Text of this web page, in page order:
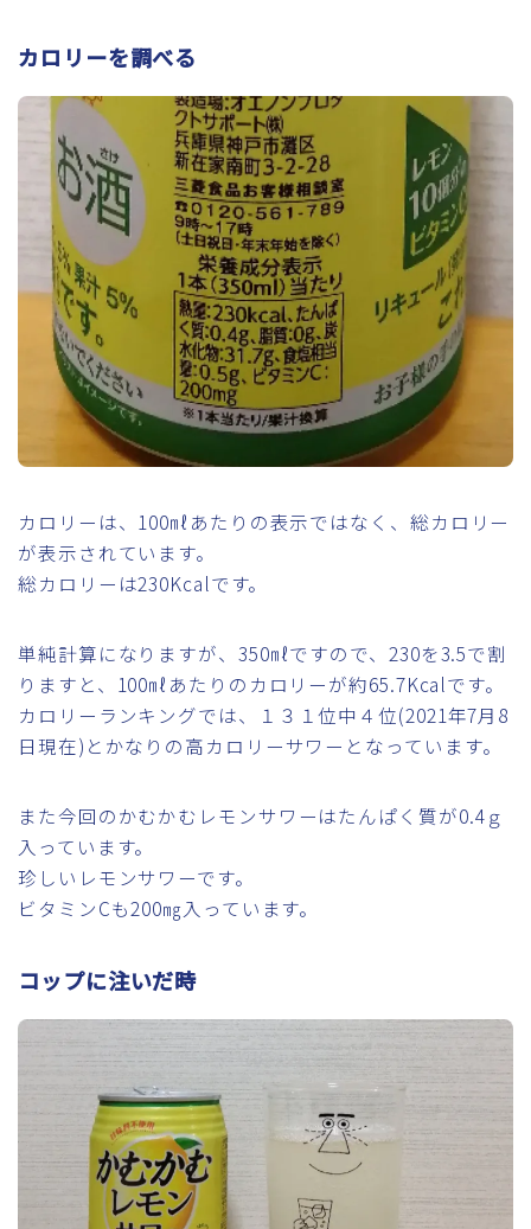
カロリーを調べる
カロリーは、100㎖あたりの表示ではなく、総カロリー
が表示されています。
総カロリーは230Kcalです。
単純計算になりますが、350㎖ですので、230を3.5で割
りますと、100㎖あたりのカロリーが約65.7Kcalです。
カロリーランキングでは、１３１位中４位(2021年7月8
日現在)とかなりの高カロリーサワーとなっています。
また今回のかむかむレモンサワーはたんぱく質が0.4ｇ
入っています。
珍しいレモンサワーです。
ビタミンCも200㎎入っています。
コップに注いだ時